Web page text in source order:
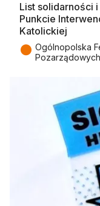
List solidarności
Punkcie
Katolickiej
● Ogólnopolska
Pozarządowych